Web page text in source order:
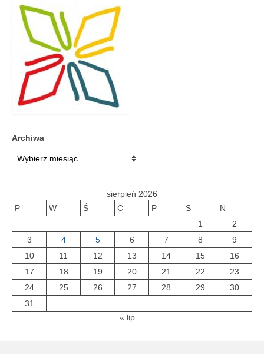
Galeria 2020
Galeria 2019
Galeria 2018
Galeria 2017
O bibliotece
Misja
Internet
Dane kontaktowe
Nota prawna
Archiwa
sierpień 2026
P
W Ś C P S
N
1
2
3
4 5 6 7 8
9
10
11 12 13 14 15
16
17
18 19 20 21 22
23
24
25 26 27 28 29
30
31
« lip